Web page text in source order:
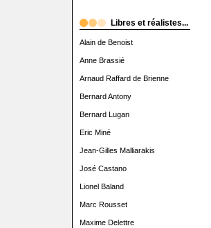
Libres et réalistes...
Alain de Benoist
Anne Brassié
Arnaud Raffard de Brienne
Bernard Antony
Bernard Lugan
Eric Miné
Jean-Gilles Malliarakis
José Castano
Lionel Baland
Marc Rousset
Maxime Delettre